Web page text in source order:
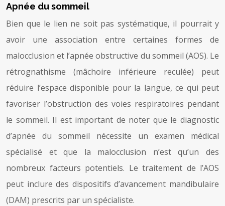
Apnée du sommeil
Bien que le lien ne soit pas systématique, il pourrait y
avoir une association entre certaines formes de
malocclusion et l’apnée obstructive du sommeil (AOS). Le
rétrognathisme (mâchoire inférieure reculée) peut
réduire l’espace disponible pour la langue, ce qui peut
favoriser l’obstruction des voies respiratoires pendant
le sommeil. Il est important de noter que le diagnostic
d’apnée du sommeil nécessite un examen médical
spécialisé et que la malocclusion n’est qu’un des
nombreux facteurs potentiels. Le traitement de l’AOS
peut inclure des dispositifs d’avancement mandibulaire
(DAM) prescrits par un spécialiste.